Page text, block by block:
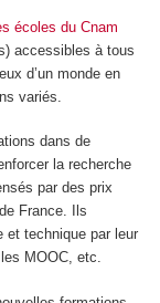
écoles du Cnam
accessibles à tous
d’un monde en
variés.
dans de
la recherche
par des prix
France. Ils
et technique par leur
MOOC, etc.